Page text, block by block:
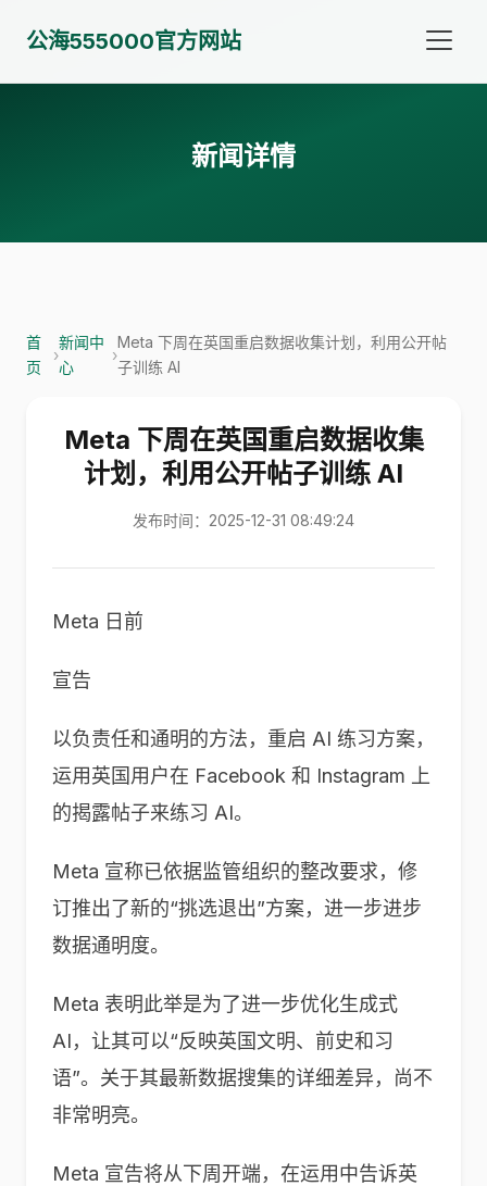
公海555000官方网站
新闻详情
首
页
›
新闻中
心
›
Meta 下周在英国重启数据收集计划，利用公开帖
子训练 AI
Meta 下周在英国重启数据收集
计划，利用公开帖子训练 AI
发布时间：2025-12-31 08:49:24
Meta 日前
宣告
以负责任和通明的方法，重启 AI 练习方案，
运用英国用户在 Facebook 和 Instagram 上
的揭露帖子来练习 AI。
Meta 宣称已依据监管组织的整改要求，修
订推出了新的“挑选退出”方案，进一步进步
数据通明度。
Meta 表明此举是为了进一步优化生成式
AI，让其可以“反映英国文明、前史和习
语”。关于其最新数据搜集的详细差异，尚不
非常明亮。
Meta 宣告将从下周开端，在运用中告诉英